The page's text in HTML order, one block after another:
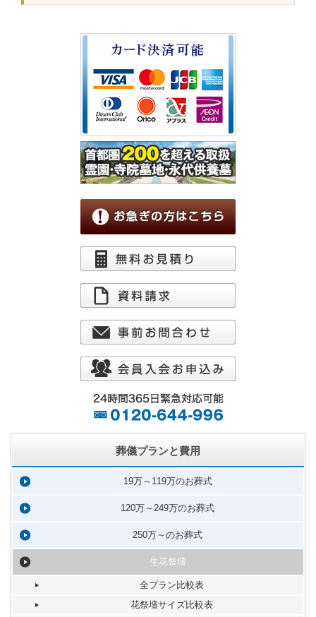
葬儀プランと費用
19万～119万のお葬式
120万～249万のお葬式
250万～のお葬式
生花祭壇
全プラン比較表
花祭壇サイズ比較表